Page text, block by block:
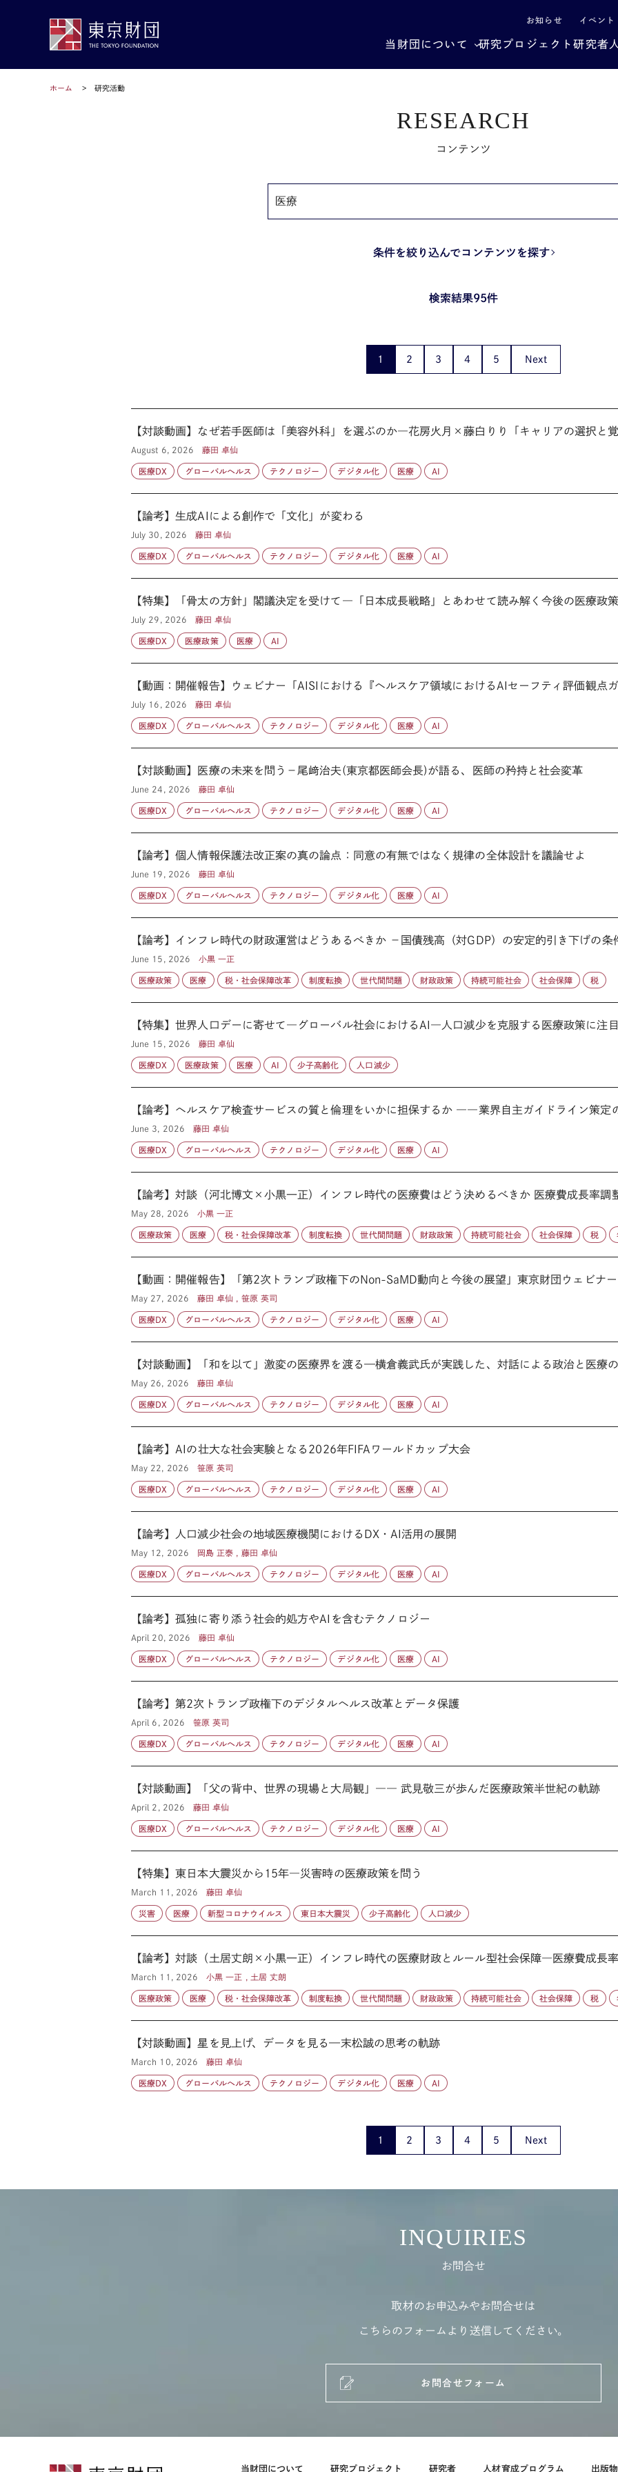
お知らせ イベント
当財団について 研究プロジェクト研究者
ホーム 研究活動
RESEARCH
コンテンツ
条件を絞り込んでコンテンツを探す
検索結果95件
1 2 3 4 5 Next
【対談動画】なぜ若手医師は「美容外科」を選ぶのか―花房火月×藤白りり「キャリアの選択と覚
August 6, 2026 藤田 卓仙
医療DX グローバルヘルス テクノロジー デジタル化 医療 AI
【論考】生成AIによる創作で「文化」が変わる
July 30, 2026 藤田 卓仙
医療DX グローバルヘルス テクノロジー デジタル化 医療 AI
【特集】「骨太の方針」閣議決定を受けて―「日本成長戦略」とあわせて読み解く今後の医療政
July 29, 2026 藤田 卓仙
医療DX 医療政策 医療 AI
【動画：開催報告】ウェビナー「AISIにおける『ヘルスケア領域におけるAIセーフティ評価観点ガ
July 16, 2026 藤田 卓仙
医療DX グローバルヘルス テクノロジー デジタル化 医療 AI
【対談動画】医療の未来を問う－尾﨑治夫(東京都医師会長)が語る、医師の矜持と社会変革
June 24, 2026 藤田 卓仙
医療DX グローバルヘルス テクノロジー デジタル化 医療 AI
【論考】個人情報保護法改正案の真の論点：同意の有無ではなく規律の全体設計を議論せよ
June 19, 2026 藤田 卓仙
医療DX グローバルヘルス テクノロジー デジタル化 医療 AI
【論考】インフレ時代の財政運営はどうあるべきか －国債残高（対GDP）の安定的引き下げの条
June 15, 2026 小黒 一正
医療政策 医療 税・社会保障改革 制度転換 世代間問題 財政政策 持続可能社会 社会保障 税
【特集】世界人口デーに寄せて―グローバル社会におけるAI―人口減少を克服する医療政策に注
June 15, 2026 藤田 卓仙
医療DX 医療政策 医療 AI 少子高齢化 人口減少
【論考】ヘルスケア検査サービスの質と倫理をいかに担保するか ――業界自主ガイドライン策定
June 3, 2026 藤田 卓仙
医療DX グローバルヘルス テクノロジー デジタル化 医療 AI
【論考】対談（河北博文×小黒一正）インフレ時代の医療費はどう決めるべきか 医療費成長率調
May 28, 2026 小黒 一正
医療政策 医療 税・社会保障改革 制度転換 世代間問題 財政政策 持続可能社会 社会保障 税
【動画：開催報告】「第2次トランプ政権下のNon-SaMD動向と今後の展望」東京財団ウェビナー
May 27, 2026 藤田 卓仙 , 笹原 英司
医療DX グローバルヘルス テクノロジー デジタル化 医療 AI
【対談動画】「和を以て」激変の医療界を渡る—横倉義武氏が実践した、対話による政治と医療
May 26, 2026 藤田 卓仙
医療DX グローバルヘルス テクノロジー デジタル化 医療 AI
【論考】AIの壮大な社会実験となる2026年FIFAワールドカップ大会
May 22, 2026 笹原 英司
医療DX グローバルヘルス テクノロジー デジタル化 医療 AI
【論考】人口減少社会の地域医療機関におけるDX・AI活用の展開
May 12, 2026 岡島 正泰 , 藤田 卓仙
医療DX グローバルヘルス テクノロジー デジタル化 医療 AI
【論考】孤独に寄り添う社会的処方やAIを含むテクノロジー
April 20, 2026 藤田 卓仙
医療DX グローバルヘルス テクノロジー デジタル化 医療 AI
【論考】第2次トランプ政権下のデジタルヘルス改革とデータ保護
April 6, 2026 笹原 英司
医療DX グローバルヘルス テクノロジー デジタル化 医療 AI
【対談動画】「父の背中、世界の現場と大局観」―― 武見敬三が歩んだ医療政策半世紀の軌跡
April 2, 2026 藤田 卓仙
医療DX グローバルヘルス テクノロジー デジタル化 医療 AI
【特集】東日本大震災から15年―災害時の医療政策を問う
March 11, 2026 藤田 卓仙
災害 医療 新型コロナウイルス 東日本大震災 少子高齢化 人口減少
【論考】対談（土居丈朗×小黒一正）インフレ時代の医療財政とルール型社会保障―医療費成長率
March 11, 2026 小黒 一正 , 土居 丈朗
医療政策 医療 税・社会保障改革 制度転換 世代間問題 財政政策 持続可能社会 社会保障 税
【対談動画】星を見上げ、データを見る—末松誠の思考の軌跡
March 10, 2026 藤田 卓仙
医療DX グローバルヘルス テクノロジー デジタル化 医療 AI
1 2 3 4 5 Next
INQUIRIES
お問合せ
取材のお申込みやお問合せは
こちらのフォームより送信してください。
お問合せフォーム
当財団について 研究プロジェクト 研究者 人材育成プログラム 出版